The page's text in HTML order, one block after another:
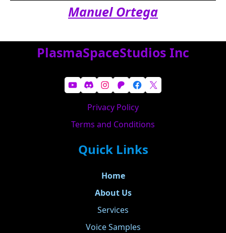
Manuel Ortega
PlasmaSpaceStudios Inc
YouTube Discord Instagram Patreon Facebook X
Privacy Policy
Terms and Conditions
Quick Links
Home
About Us
Services
Voice Samples